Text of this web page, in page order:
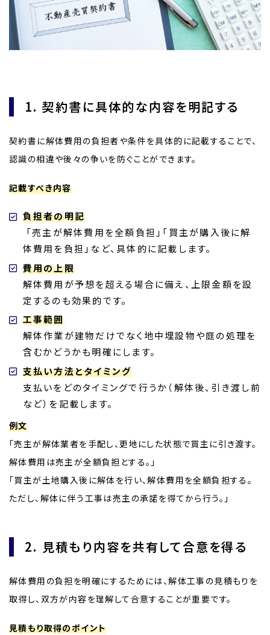
1. 契約書に具体的な内容を明記する
契約書に解体費用の負担者や条件を具体的に記載することで、
認識の相違や後々の争いを防ぐことができます。
記載すべき内容
負担者の明記
「売主が解体費用を全額負担」「買主が購入後に解
体費用を負担」など、具体的に記載します。
費用の上限
解体費用が予想を超える場合に備え、上限金額を設
定するのも効果的です。
工事範囲
解体作業が建物だけでなく地中埋設物や庭の処理を
含むかどうかも明確にします。
支払い方法とタイミング
支払いをどのタイミングで行うか（解体後、引き渡し前
など）を記載します。
例文
「売主が解体業者を手配し、更地にした状態で買主に引き渡す。
解体費用は売主が全額負担とする。」
「買主が土地購入後に解体を行い、解体費用を全額負担する。
ただし、解体に伴う工事は売主の承諾を得てから行う。」
2. 見積もり内容を共有して合意を得る
解体費用の負担を明確にするためには、解体工事の見積もりを
取得し、双方が内容を理解して合意することが重要です。
見積もり取得のポイント